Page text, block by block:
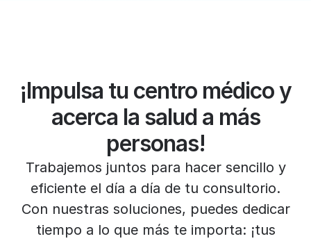
¡Impulsa tu centro médico y
acerca la salud a más
personas!
Trabajemos juntos para hacer sencillo y
eficiente el día a día de tu consultorio.
Con nuestras soluciones, puedes dedicar
tiempo a lo que más te importa: ¡tus